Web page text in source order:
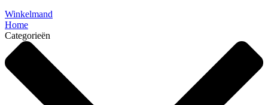
Winkelmand
Home
Categorieën